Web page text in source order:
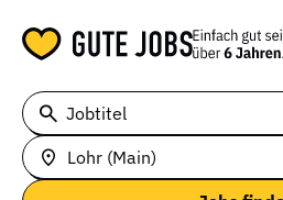
Jobtitel